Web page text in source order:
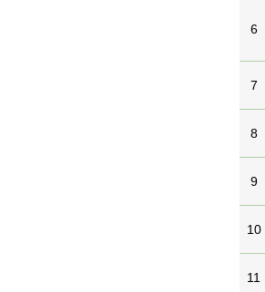
6
7
8
9
10
11